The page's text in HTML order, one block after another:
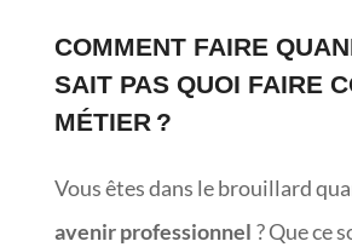
COMMENT FAIRE
SAIT PAS QUOI FAIRE
MÉTIER ?
Vous êtes dans le brouillard
avenir professionnel ? Que ce